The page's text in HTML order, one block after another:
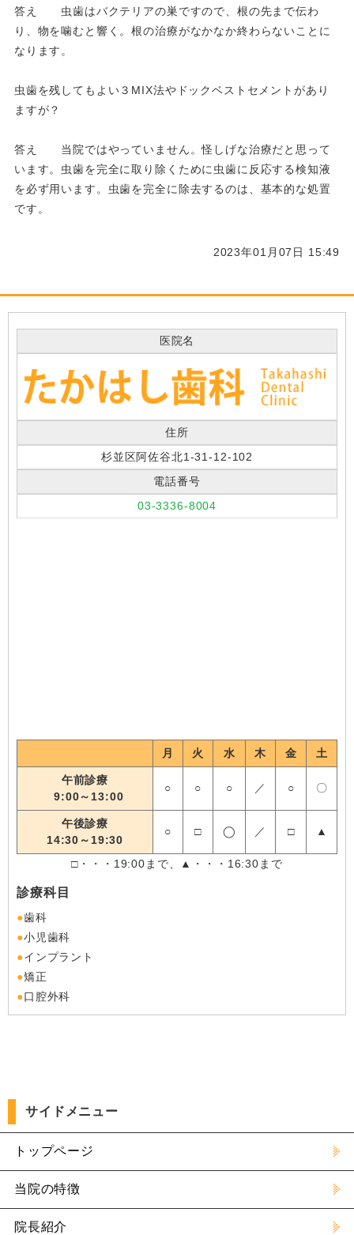
答え 虫歯はバクテリアの巣ですので、根の先まで伝わ
り、物を噛むと響く。根の治療がなかなか終わらないことに
なります。
虫歯を残してもよい３MIX法やドックベストセメントがあり
ますが？
答え 当院ではやっていません。怪しげな治療だと思って
います。虫歯を完全に取り除くために虫歯に反応する検知液
を必ず用います。虫歯を完全に除去するのは、基本的な処置
です。
2023年01月07日 15:49
医院名
住所
杉並区阿佐谷北1-31-12-102
電話番号
03-3336-8004
月 火 水 木 金 土
午前診療
9:00～13:00
○ ○ ○ ／ ○ 〇
午後診療
14:30～19:30
○ □ ◯ ／ □ ▲
□・・・19:00まで、▲・・・16:30まで
診療科目
歯科
小児歯科
インプラント
矯正
口腔外科
サイドメニュー
トップページ
当院の特徴
院長紹介